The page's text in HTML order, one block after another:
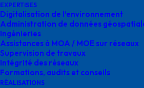
EXPERTISES
Digitalisation de l’environnement
Administration de données
Ingénieries
Assistances à MOA / MOE sur réseaux
Supervision de travaux
Intégrité des réseaux
Formations, audits et conseils
RÉALISATIONS
expertise DAO
survey